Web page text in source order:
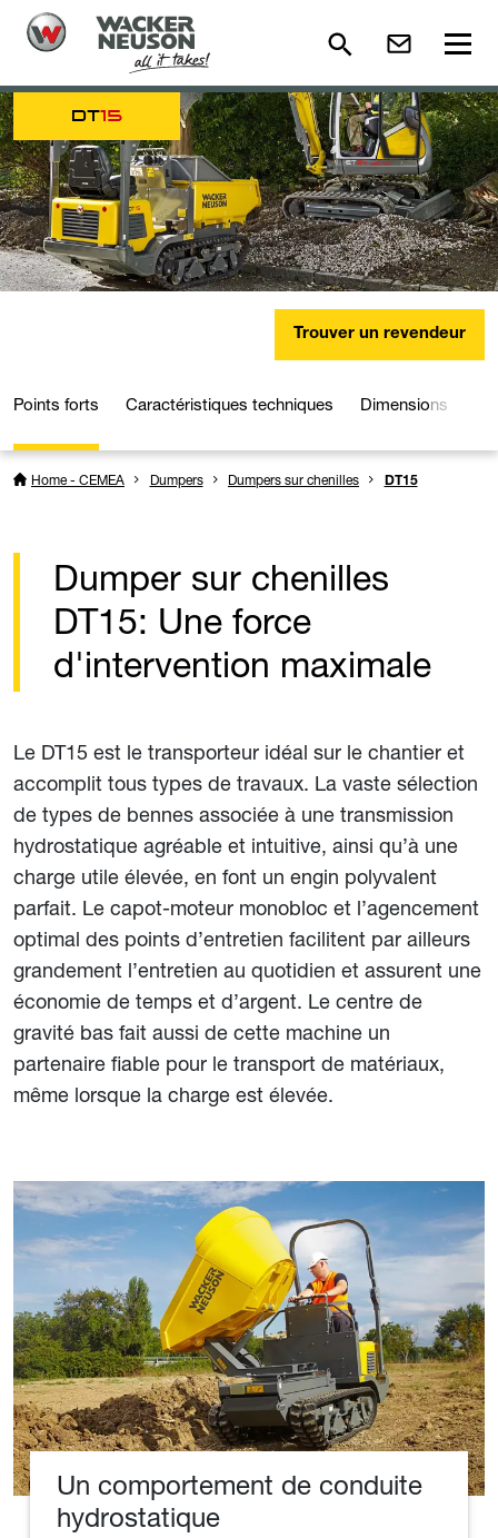
DT15
Trouver un revendeur
Points forts Caractéristiques techniques Dimensions
Home - CEMEA Dumpers Dumpers sur chenilles DT15
Dumper sur chenilles
DT15: Une force
d'intervention maximale
Le DT15 est le transporteur idéal sur le chantier et
accomplit tous types de travaux. La vaste sélection
de types de bennes associée à une transmission
hydrostatique agréable et intuitive, ainsi qu’à une
charge utile élevée, en font un engin polyvalent
parfait. Le capot-moteur monobloc et l’agencement
optimal des points d’entretien facilitent par ailleurs
grandement l’entretien au quotidien et assurent une
économie de temps et d’argent. Le centre de
gravité bas fait aussi de cette machine un
partenaire fiable pour le transport de matériaux,
même lorsque la charge est élevée.
Un comportement de conduite
hydrostatique